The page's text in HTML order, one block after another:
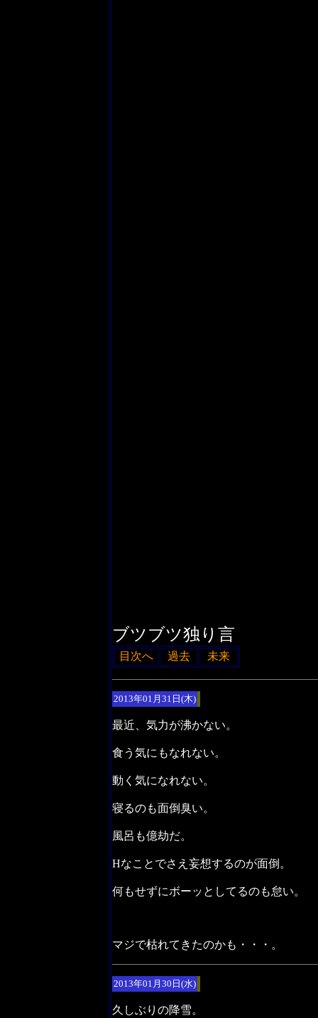
ブツブツ独り言
目次へ 過去 未来
2013年01月31日(木)
最近、気力が沸かない。
食う気にもなれない。
動く気になれない。
寝るのも面倒臭い。
風呂も億劫だ。
Hなことでさえ妄想するのが面倒。
何もせずにボーッとしてるのも怠い。
マジで枯れてきたのかも・・・。
2013年01月30日(水)
久しぶりの降雪。